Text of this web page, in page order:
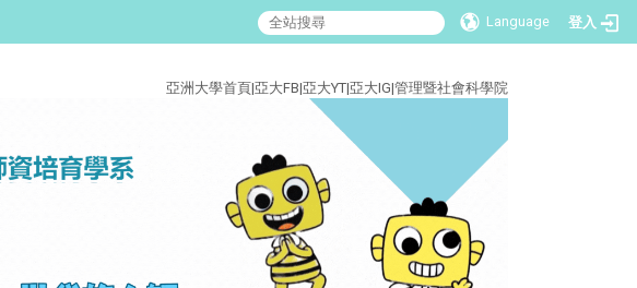
Language 登入
亞洲大學首頁|亞大FB|亞大YT|亞大IG|管理暨社會科學院